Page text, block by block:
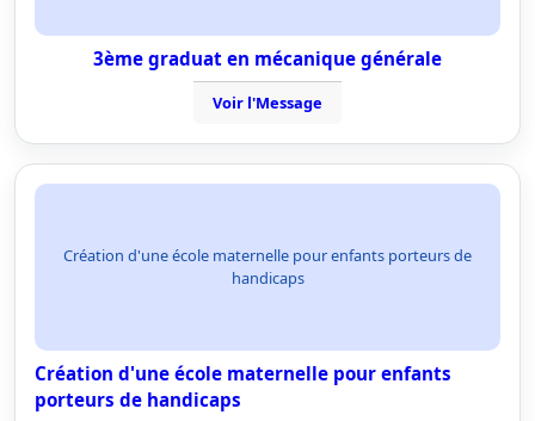
3ème graduat en mécanique générale
Voir l'Message
Création d'une école maternelle pour enfants porteurs de
handicaps
Création d'une école maternelle pour enfants
porteurs de handicaps